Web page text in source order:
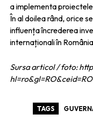
a implementa
În al doilea rând, orice
influența încrederea
internaționali în
Sursa articol / foto:
TAGS